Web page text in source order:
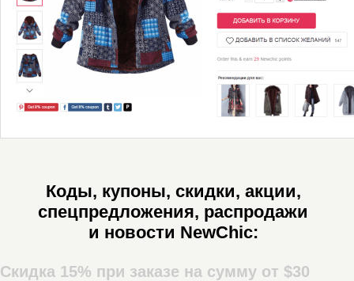
Коды, купоны, скидки, акции,
спецпредложения, распродажи
и новости NewСhic:
Скидка 15% при заказе на сумму от $30